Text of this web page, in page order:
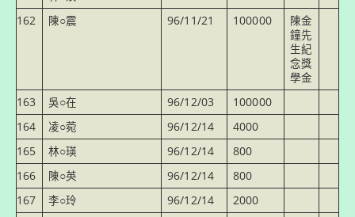
162
陳○震 96/11/21 100000
陳金
鐘先
生紀
念獎
學金
163
吳○在 96/12/03
100000
164
凌○菀 96/12/14
4000
165
林○瑛 96/12/14
800
166
陳○英 96/12/14
800
167
李○玲 96/12/14
2000